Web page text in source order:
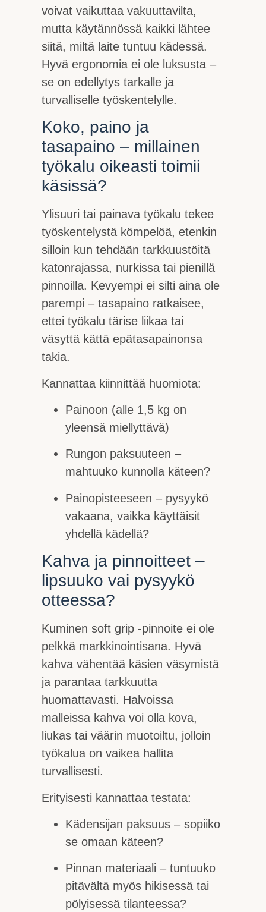
voivat vaikuttaa vakuuttavilta,
mutta käytännössä kaikki lähtee
siitä, miltä laite tuntuu kädessä.
Hyvä ergonomia ei ole luksusta –
se on edellytys tarkalle ja
turvalliselle työskentelylle.
Koko, paino ja
tasapaino – millainen
työkalu oikeasti toimii
käsissä?
Ylisuuri tai painava työkalu tekee
työskentelystä kömpelöä, etenkin
silloin kun tehdään tarkkuustöitä
katonrajassa, nurkissa tai pienillä
pinnoilla. Kevyempi ei silti aina ole
parempi – tasapaino ratkaisee,
ettei työkalu tärise liikaa tai
väsyttä kättä epätasapainonsa
takia.
Kannattaa kiinnittää huomiota:
Painoon (alle 1,5 kg on
yleensä miellyttävä)
Rungon paksuuteen –
mahtuuko kunnolla käteen?
Painopisteeseen – pysyykö
vakaana, vaikka käyttäisit
yhdellä kädellä?
Kahva ja pinnoitteet –
lipsuuko vai pysyykö
otteessa?
Kuminen soft grip -pinnoite ei ole
pelkkä markkinointisana. Hyvä
kahva vähentää käsien väsymistä
ja parantaa tarkkuutta
huomattavasti. Halvoissa
malleissa kahva voi olla kova,
liukas tai väärin muotoiltu, jolloin
työkalua on vaikea hallita
turvallisesti.
Erityisesti kannattaa testata:
Kädensijan paksuus – sopiiko
se omaan käteen?
Pinnan materiaali – tuntuuko
pitävältä myös hikisessä tai
pölyisessä tilanteessa?